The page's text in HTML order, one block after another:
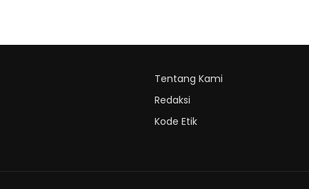
Tentang Kami
Redaksi
Kode Etik